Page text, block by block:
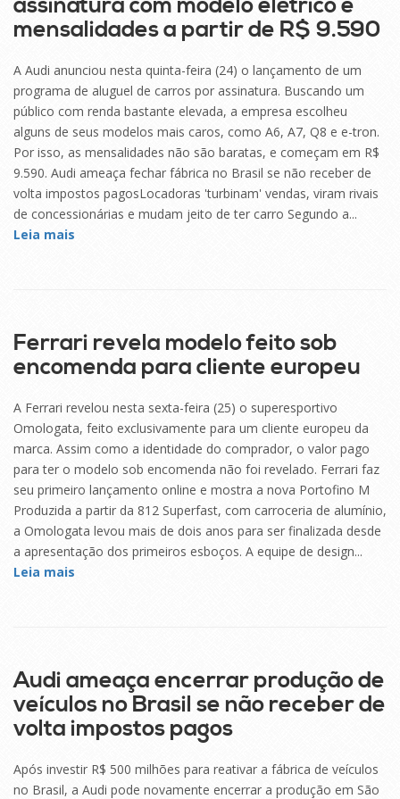
assinatura com modelo elétrico e
mensalidades a partir de R$ 9.590
A Audi anunciou nesta quinta-feira (24) o lançamento de um
programa de aluguel de carros por assinatura. Buscando um
público com renda bastante elevada, a empresa escolheu
alguns de seus modelos mais caros, como A6, A7, Q8 e e-tron.
Por isso, as mensalidades não são baratas, e começam em R$
9.590. Audi ameaça fechar fábrica no Brasil se não receber de
volta impostos pagosLocadoras 'turbinam' vendas, viram rivais
de concessionárias e mudam jeito de ter carro Segundo a...
Leia mais
Ferrari revela modelo feito sob
encomenda para cliente europeu
A Ferrari revelou nesta sexta-feira (25) o superesportivo
Omologata, feito exclusivamente para um cliente europeu da
marca. Assim como a identidade do comprador, o valor pago
para ter o modelo sob encomenda não foi revelado. Ferrari faz
seu primeiro lançamento online e mostra a nova Portofino M
Produzida a partir da 812 Superfast, com carroceria de alumínio,
a Omologata levou mais de dois anos para ser finalizada desde
a apresentação dos primeiros esboços. A equipe de design...
Leia mais
Audi ameaça encerrar produção de
veículos no Brasil se não receber de
volta impostos pagos
Após investir R$ 500 milhões para reativar a fábrica de veículos
no Brasil, a Audi pode novamente encerrar a produção em São